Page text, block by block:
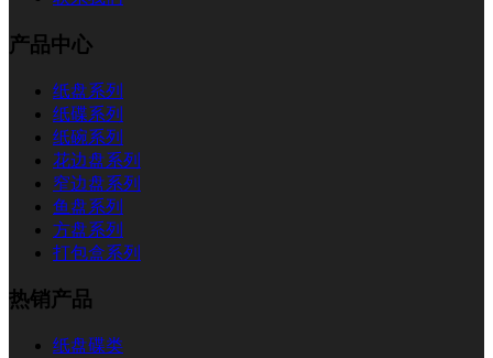
产品中心
纸盘系列
纸碟系列
纸碗系列
花边盘系列
窄边盘系列
鱼盘系列
方盘系列
打包盒系列
热销产品
纸盘碟类